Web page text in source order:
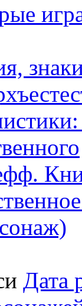
Дата